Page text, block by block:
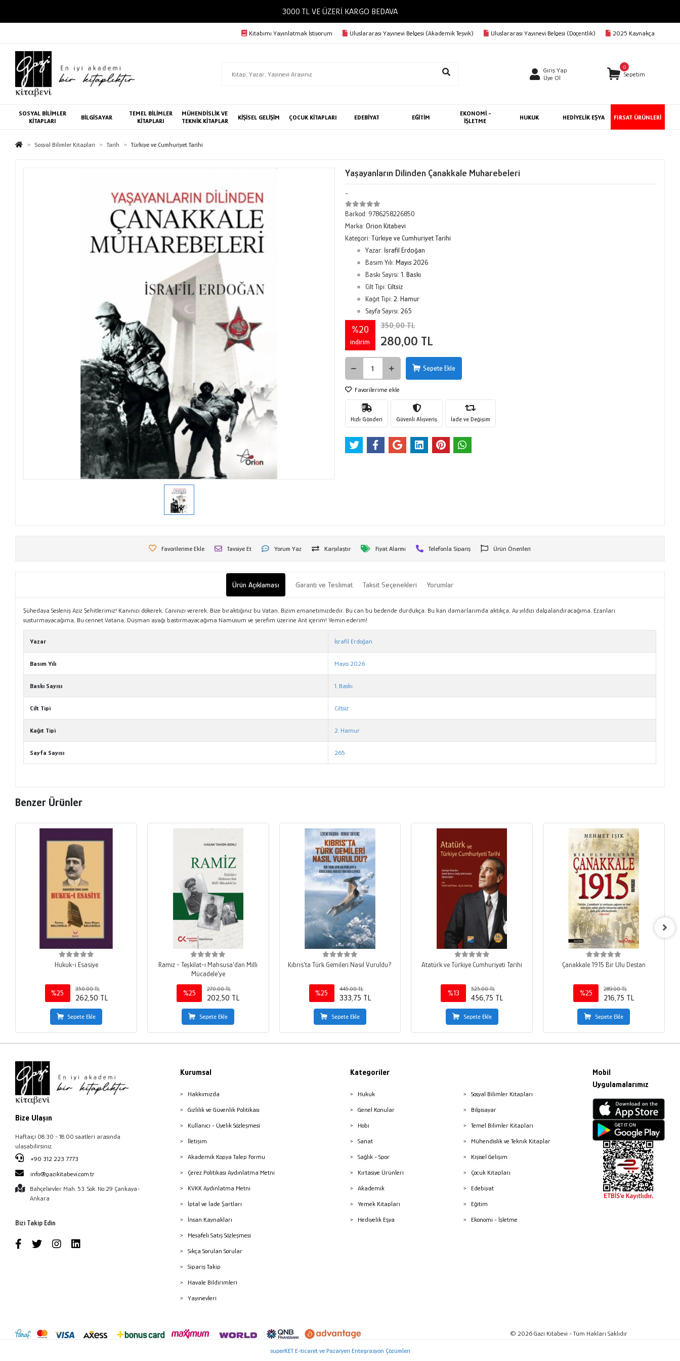
3000 TL VE ÜZERİ KARGO BEDAVA
Kitabımı Yayınlatmak İstiyorum Uluslararası Yayınevi Belgesi (Akademik Teşvik) Uluslararası Yayınevi Belgesi (Doçentlik) 2025 Kaynakça
Giriş Yap
Üye Ol
0
Sepetim
SOSYAL BİLİMLER
KİTAPLARI
BİLGİSAYAR
TEMEL BİLİMLER
KİTAPLARI
MÜHENDİSLİK VE
TEKNİK KİTAPLAR
KİŞİSEL GELİŞİM ÇOCUK KİTAPLARI EDEBİYAT EĞİTİM
EKONOMİ -
İŞLETME
HUKUK HEDİYELİK EŞYA FIRSAT ÜRÜNLERİ
Sosyal Bilimler Kitapları Tarih Türkiye ve Cumhuriyet Tarihi
Yaşayanların Dilinden Çanakkale Muharebeleri
-
Barkod: 9786258226850
Marka: Orion Kitabevi
Kategori: Türkiye ve Cumhuriyet Tarihi
Yazar: İsrafil Erdoğan
Basım Yılı: Mayıs 2026
Baskı Sayısı: 1. Baskı
Cilt Tipi: Ciltsiz
Kağıt Tipi: 2. Hamur
Sayfa Sayısı: 265
%20
indirim
350,00 TL
280,00 TL
Sepete Ekle
Favorilerime ekle
Hızlı Gönderi Güvenli Alışveriş İade ve Değişim
Favorilerime Ekle Tavsiye Et Yorum Yaz Karşılaştır Fiyat Alarmı Telefonla Sipariş Ürün Önerileri
Ürün Açıklaması Garanti ve Teslimat Taksit Seçenekleri Yorumlar
Şühedaya Sesleniş Aziz Şehitlerimiz! Kanınızı dökerek, Canınızı vererek, Bize bıraktığınız bu Vatan, Bizim emanetimizdedir. Bu can bu bedende durdukça, Bu kan damarlarımda aktıkça, Ay yıldızı dalgalandıracağıma, Ezanları
susturmayacağıma, Bu cennet Vatana, Düşman ayağı bastırmayacağıma Namusum ve şerefim üzerine Ant içerim! Yemin ederim!
Yazar İsrafil Erdoğan
Basım Yılı Mayıs 2026
Baskı Sayısı 1. Baskı
Cilt Tipi Ciltsiz
Kağıt Tipi 2. Hamur
Sayfa Sayısı 265
Benzer Ürünler
Hukuk-ı Esasiye
%25
350,00 TL
262,50 TL
Sepete Ekle
Ramiz - Teşkilat-ı Mahsusa’dan Milli
Mücadele’ye
%25
270,00 TL
202,50 TL
Sepete Ekle
Kıbrıs’ta Türk Gemileri Nasıl Vuruldu?
%25
445,00 TL
333,75 TL
Sepete Ekle
Atatürk ve Türkiye Cumhuriyeti Tarihi
%13
525,00 TL
456,75 TL
Sepete Ekle
Çanakkale 1915 Bir Ulu Destan
%25
289,00 TL
216,75 TL
Sepete Ekle
Bize Ulaşın
Haftaiçi 08:30 - 18:00 saatleri arasında
ulaşabilirsiniz.
+90 312 223 7773
info@gazikitabevi.com.tr
Bahçelievler Mah. 53. Sok. No:29 Çankaya-
Ankara
Bizi Takip Edin
Kurumsal
Hakkımızda
Gizlilik ve Güvenlik Politikası
Kullanıcı - Üyelik Sözleşmesi
İletişim
Akademik Kopya Talep Formu
Çerez Politikası Aydınlatma Metni
KVKK Aydınlatma Metni
İptal ve İade Şartları
İnsan Kaynakları
Mesafeli Satış Sözleşmesi
Sıkça Sorulan Sorular
Sipariş Takip
Havale Bildirimleri
Yayınevleri
Kategoriler
Hukuk
Genel Konular
Hobi
Sanat
Sağlık - Spor
Kırtasiye Ürünleri
Akademik
Yemek Kitapları
Hediyelik Eşya
Sosyal Bilimler Kitapları
Bilgisayar
Temel Bilimler Kitapları
Mühendislik ve Teknik Kitaplar
Kişisel Gelişim
Çocuk Kitapları
Edebiyat
Eğitim
Ekonomi - İşletme
Mobil
Uygulamalarımız
© 2026 Gazi Kitabevi - Tüm Hakları Saklıdır
superKET E-ticaret ve Pazaryeri Entegrasyon Çözümleri